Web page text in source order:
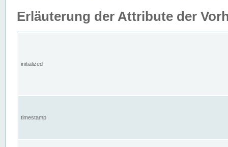
Erläuterung der Attribute der
initialized
timestamp